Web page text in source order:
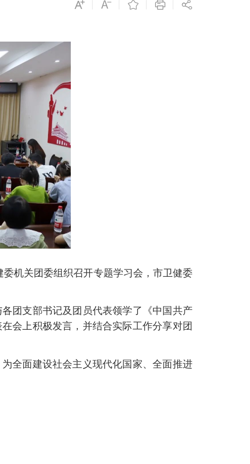
机关团委组织召开专题学习会，市卫健委
团支部书记及团员代表领学了《中国共产
会上积极发言，并结合实际工作分享对团
全面建设社会主义现代化国家、全面推进